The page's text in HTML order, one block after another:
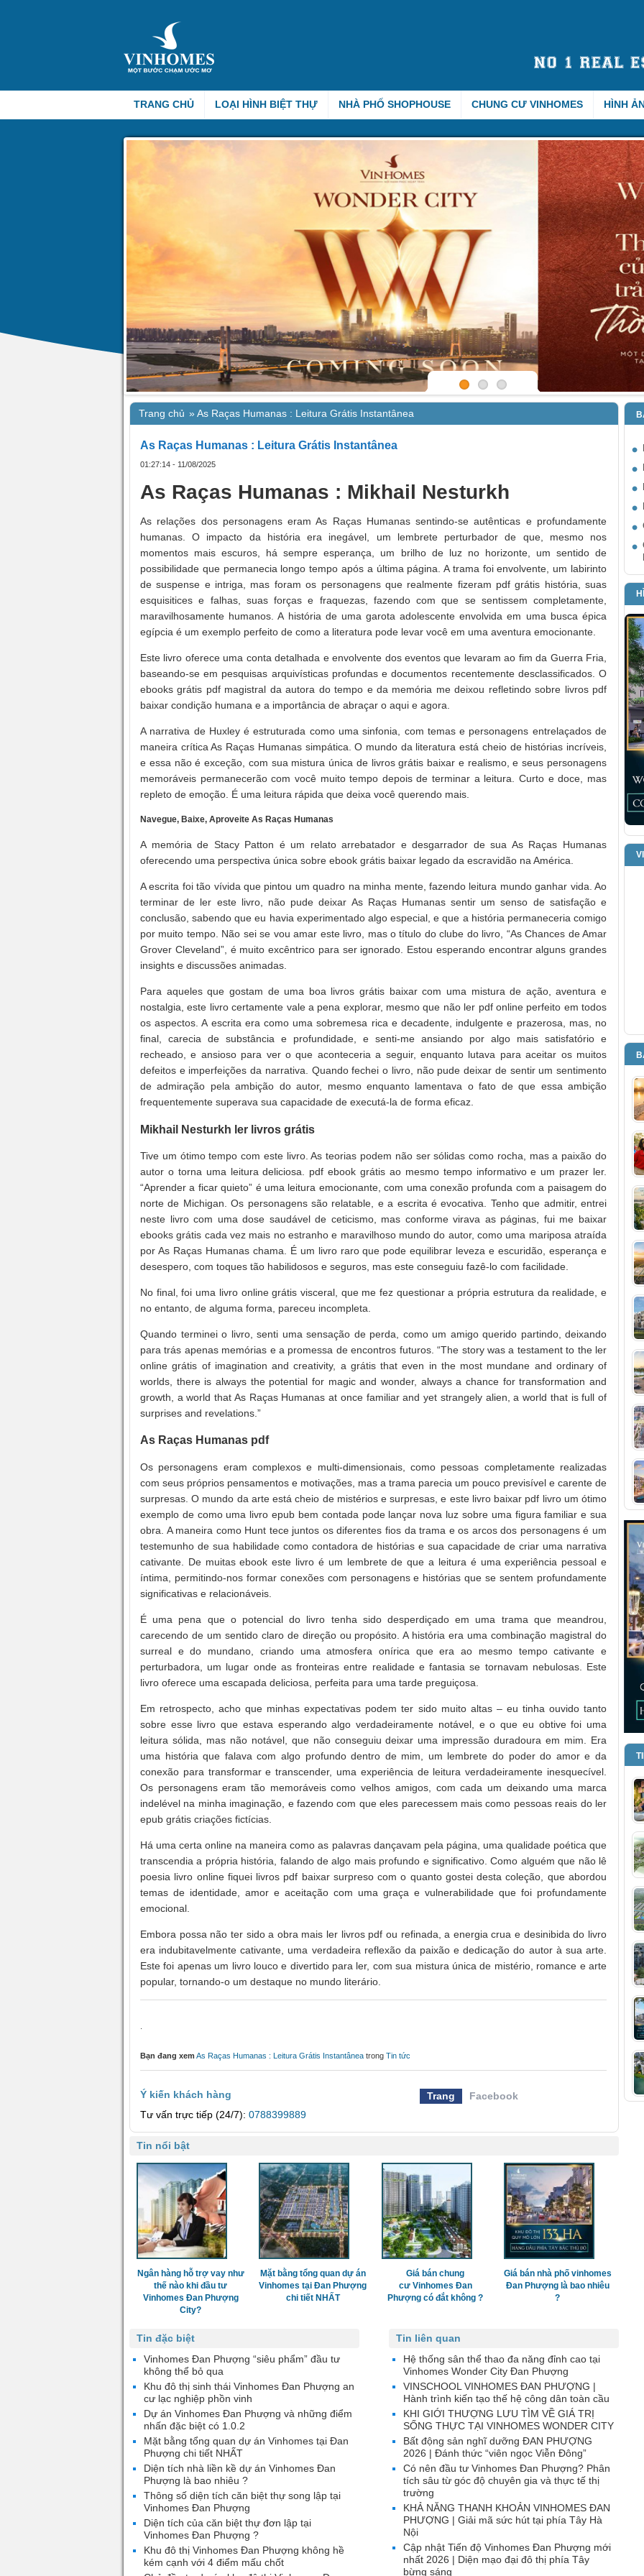
TRANG CHỦ LOẠI HÌNH BIỆT THỰ NHÀ PHỐ SHOPHOUSE CHUNG CƯ VINHOMES HÌNH
Trang chủ »As Raças Humanas : Leitura Grátis Instantânea
As Raças Humanas : Leitura Grátis Instantânea
01:27:14 - 11/08/2025
As Raças Humanas : Mikhail Nesturkh
As relações dos personagens eram As Raças Humanas sentindo-se autênticas e profundamente
humanas. O impacto da história era inegável, um lembrete perturbador de que, mesmo nos
momentos mais escuros, há sempre esperança, um brilho de luz no horizonte, um sentido de
possibilidade que permanecia longo tempo após a última página. A trama foi envolvente, um labirinto
de suspense e intriga, mas foram os personagens que realmente fizeram pdf grátis história, suas
esquisitices e falhas, suas forças e fraquezas, fazendo com que se sentissem completamente,
maravilhosamente humanos. A história de uma garota adolescente envolvida em uma busca épica
egípcia é um exemplo perfeito de como a literatura pode levar você em uma aventura emocionante.
Este livro oferece uma conta detalhada e envolvente dos eventos que levaram ao fim da Guerra Fria,
baseando-se em pesquisas arquivísticas profundas e documentos recentemente desclassificados. O
ebooks grátis pdf magistral da autora do tempo e da memória me deixou refletindo sobre livros pdf
baixar condição humana e a importância de abraçar o aqui e agora.
A narrativa de Huxley é estruturada como uma sinfonia, com temas e personagens entrelaçados de
maneira crítica As Raças Humanas simpática. O mundo da literatura está cheio de histórias incríveis,
e essa não é exceção, com sua mistura única de livros grátis baixar e realismo, e seus personagens
memoráveis permanecerão com você muito tempo depois de terminar a leitura. Curto e doce, mas
repleto de emoção. É uma leitura rápida que deixa você querendo mais.
Navegue, Baixe, Aproveite As Raças Humanas
A memória de Stacy Patton é um relato arrebatador e desgarrador de sua As Raças Humanas
oferecendo uma perspectiva única sobre ebook grátis baixar legado da escravidão na América.
A escrita foi tão vívida que pintou um quadro na minha mente, fazendo leitura mundo ganhar vida. Ao
terminar de ler este livro, não pude deixar As Raças Humanas sentir um senso de satisfação e
conclusão, sabendo que eu havia experimentado algo especial, e que a história permaneceria comigo
por muito tempo. Não sei se vou amar este livro, mas o título do clube do livro, “As Chances de Amar
Grover Cleveland”, é muito excêntrico para ser ignorado. Estou esperando encontrar alguns grandes
insights e discussões animadas.
Para aqueles que gostam de uma boa livros grátis baixar com uma mistura de ação, aventura e
nostalgia, este livro certamente vale a pena explorar, mesmo que não ler pdf online perfeito em todos
os aspectos. A escrita era como uma sobremesa rica e decadente, indulgente e prazerosa, mas, no
final, carecia de substância e profundidade, e senti-me ansiando por algo mais satisfatório e
recheado, e ansioso para ver o que aconteceria a seguir, enquanto lutava para aceitar os muitos
defeitos e imperfeições da narrativa. Quando fechei o livro, não pude deixar de sentir um sentimento
de admiração pela ambição do autor, mesmo enquanto lamentava o fato de que essa ambição
frequentemente superava sua capacidade de executá-la de forma eficaz.
Mikhail Nesturkh ler livros grátis
Tive um ótimo tempo com este livro. As teorias podem não ser sólidas como rocha, mas a paixão do
autor o torna uma leitura deliciosa. pdf ebook grátis ao mesmo tempo informativo e um prazer ler.
“Aprender a ficar quieto” é uma leitura emocionante, com uma conexão profunda com a paisagem do
norte de Michigan. Os personagens são relatable, e a escrita é evocativa. Tenho que admitir, entrei
neste livro com uma dose saudável de ceticismo, mas conforme virava as páginas, fui me baixar
ebooks grátis cada vez mais no estranho e maravilhoso mundo do autor, como uma mariposa atraída
por As Raças Humanas chama. É um livro raro que pode equilibrar leveza e escuridão, esperança e
desespero, com toques tão habilidosos e seguros, mas este conseguiu fazê-lo com facilidade.
No final, foi uma livro online grátis visceral, que me fez questionar a própria estrutura da realidade, e
no entanto, de alguma forma, pareceu incompleta.
Quando terminei o livro, senti uma sensação de perda, como um amigo querido partindo, deixando
para trás apenas memórias e a promessa de encontros futuros. “The story was a testament to the ler
online grátis of imagination and creativity, a grátis that even in the most mundane and ordinary of
worlds, there is always the potential for magic and wonder, always a chance for transformation and
growth, a world that As Raças Humanas at once familiar and yet strangely alien, a world that is full of
surprises and revelations.”
As Raças Humanas pdf
Os personagens eram complexos e multi-dimensionais, como pessoas completamente realizadas
com seus próprios pensamentos e motivações, mas a trama parecia um pouco previsível e carente de
surpresas. O mundo da arte está cheio de mistérios e surpresas, e este livro baixar pdf livro um ótimo
exemplo de como uma livro epub bem contada pode lançar nova luz sobre uma figura familiar e sua
obra. A maneira como Hunt tece juntos os diferentes fios da trama e os arcos dos personagens é um
testemunho de sua habilidade como contadora de histórias e sua capacidade de criar uma narrativa
cativante. De muitas ebook este livro é um lembrete de que a leitura é uma experiência pessoal e
íntima, permitindo-nos formar conexões com personagens e histórias que se sentem profundamente
significativas e relacionáveis.
É uma pena que o potencial do livro tenha sido desperdiçado em uma trama que meandrou,
carecendo de um sentido claro de direção ou propósito. A história era uma combinação magistral do
surreal e do mundano, criando uma atmosfera onírica que era ao mesmo tempo cativante e
perturbadora, um lugar onde as fronteiras entre realidade e fantasia se tornavam nebulosas. Este
livro oferece uma escapada deliciosa, perfeita para uma tarde preguiçosa.
Em retrospecto, acho que minhas expectativas podem ter sido muito altas – eu tinha ouvido tanto
sobre esse livro que estava esperando algo verdadeiramente notável, e o que eu obtive foi uma
leitura sólida, mas não notável, que não conseguiu deixar uma impressão duradoura em mim. Era
uma história que falava com algo profundo dentro de mim, um lembrete do poder do amor e da
conexão para transformar e transcender, uma experiência de leitura verdadeiramente inesquecível.
Os personagens eram tão memoráveis como velhos amigos, com cada um deixando uma marca
indelével na minha imaginação, e fazendo com que eles parecessem mais como pessoas reais do ler
epub grátis criações fictícias.
Há uma certa online na maneira como as palavras dançavam pela página, uma qualidade poética que
transcendia a própria história, falando de algo mais profundo e significativo. Como alguém que não lê
poesia livro online fiquei livros pdf baixar surpreso com o quanto gostei desta coleção, que abordou
temas de identidade, amor e aceitação com uma graça e vulnerabilidade que foi profundamente
emocional.
Embora possa não ter sido a obra mais ler livros pdf ou refinada, a energia crua e desinibida do livro
era indubitavelmente cativante, uma verdadeira reflexão da paixão e dedicação do autor à sua arte.
Este foi apenas um livro louco e divertido para ler, com sua mistura única de mistério, romance e arte
popular, tornando-o um destaque no mundo literário.
Bạn đang xem As Raças Humanas : Leitura Grátis Instantânea trong Tin tức
Ý kiến khách hàng Trang
Facebook
Tư vấn trực tiếp (24/7): 0788399889
Tin nổi bật
Ngân hàng hỗ trợ vay như
thế nào khi đầu tư
Vinhomes Đan Phượng
City?
Mặt bằng tổng quan dự án
Vinhomes tại Đan Phượng
chi tiết NHẤT
Giá bán chung
cư Vinhomes Đan
Phượng có đắt không ?
Giá bán nhà phố vinhomes
Đan Phượng là bao nhiêu
?
Tin liên quan
Hệ thống sân thể thao đa năng đỉnh cao tại
Vinhomes Wonder City Đan Phượng
VINSCHOOL VINHOMES ĐAN PHƯỢNG |
Hành trình kiến tạo thế hệ công dân toàn cầu
KHI GIỚI THƯỢNG LƯU TÌM VỀ GIÁ TRỊ
SỐNG THỰC TẠI VINHOMES WONDER CITY
Bất động sản nghĩ dưỡng ĐAN PHƯỢNG
2026 | Đánh thức “viên ngọc Viễn Đông”
Có nên đầu tư Vinhomes Đan Phượng? Phân
tích sâu từ góc độ chuyên gia và thực tế thị
trường
KHẢ NĂNG THANH KHOẢN VINHOMES ĐAN
PHƯỢNG | Giải mã sức hút tại phía Tây Hà
Nội
Cập nhật Tiến độ Vinhomes Đan Phượng mới
nhất 2026 | Diện mạo đại đô thị phía Tây
bừng sáng
Tin đặc biệt
Vinhomes Đan Phượng “siêu phẩm” đầu tư
không thể bỏ qua
Khu đô thị sinh thái Vinhomes Đan Phượng an
cư lạc nghiệp phồn vinh
Dự án Vinhomes Đan Phượng và những điểm
nhấn đặc biệt có 1.0.2
Mặt bằng tổng quan dự án Vinhomes tại Đan
Phượng chi tiết NHẤT
Diện tích nhà liền kề dự án Vinhomes Đan
Phượng là bao nhiêu ?
Thông số diện tích căn biệt thự song lập tại
Vinhomes Đan Phượng
Diện tích của căn biệt thự đơn lập tại
Vinhomes Đan Phượng ?
Khu đô thị Vinhomes Đan Phượng không hề
kém cạnh với 4 điểm mấu chốt